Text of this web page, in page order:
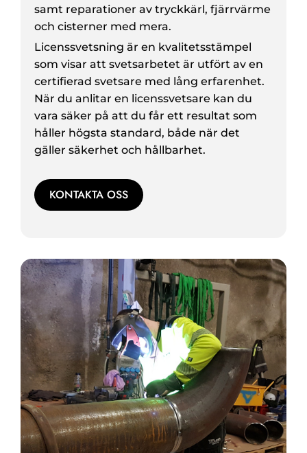
samt reparationer av tryckkärl, fjärrvärme
och cisterner med mera.
Licenssvetsning är en kvalitetsstämpel
som visar att svetsarbetet är utfört av en
certifierad svetsare med lång erfarenhet.
När du anlitar en licenssvetsare kan du
vara säker på att du får ett resultat som
håller högsta standard, både när det
gäller säkerhet och hållbarhet.
KONTAKTA OSS